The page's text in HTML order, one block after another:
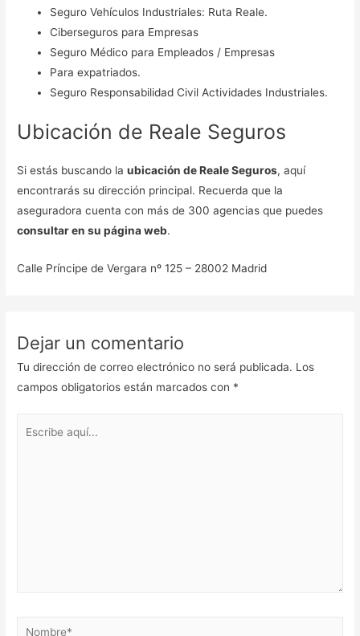
Seguro Vehículos Industriales: Ruta Reale.
Ciberseguros para Empresas
Seguro Médico para Empleados / Empresas
Para expatriados.
Seguro Responsabilidad Civil Actividades Industriales.
Ubicación de Reale Seguros
Si estás buscando laubicación de Reale Seguros, aquí
encontrarás su dirección principal. Recuerda que la
aseguradora cuenta con más de 300 agencias que puedes
consultar en su página web.
Calle Príncipe de Vergara nº 125 – 28002 Madrid
Dejar un comentario
Tu dirección de correo electrónico no será publicada. Los
campos obligatorios están marcados con *
Nombre*